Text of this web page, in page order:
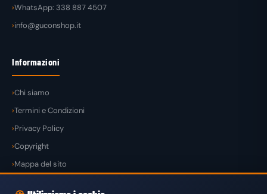
WhatsApp: 338 887 4507
info@guconshop.it
Informazioni
Chi siamo
Termini e Condizioni
Privacy Policy
Copyright
Mappa del sito